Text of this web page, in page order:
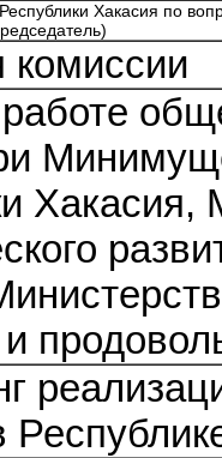
Хакасия по
комиссии
Хакасия,